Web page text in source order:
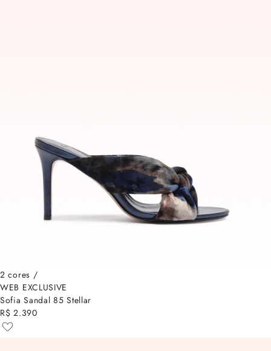
2 cores /
WEB EXCLUSIVE
Sofia Sandal 85 Stellar
R$ 2.390